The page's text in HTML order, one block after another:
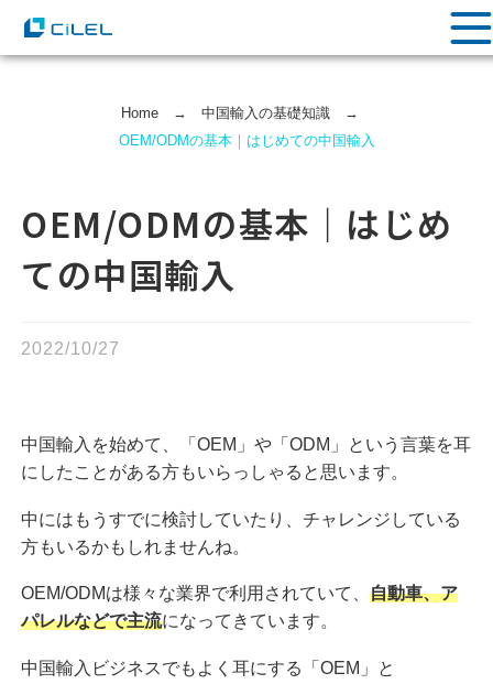
Home→ 中国輸⼊の基礎知識→
OEM/ODMの基本｜はじめての中国輸入
OEM/ODMの基本｜はじめ
ての中国輸入
2022/10/27
中国輸入を始めて、「OEM」や「ODM」という言葉を耳
にしたことがある方もいらっしゃると思います。
中にはもうすでに検討していたり、チャレンジしている
方もいるかもしれませんね。
OEM/ODMは様々な業界で利用されていて、 自動車、ア
パレルなどで主流になってきています。
中国輸入ビジネスでもよく耳にする「OEM」と